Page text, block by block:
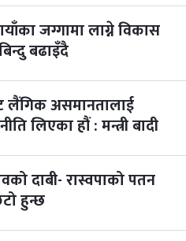
जग्गामा लाग्ने विकास
बढाइँदै
लैंगिक असमानतालाई
लिएका हौं : मन्त्री बादी
दाबी- रास्वपाको पतन
हुन्छ